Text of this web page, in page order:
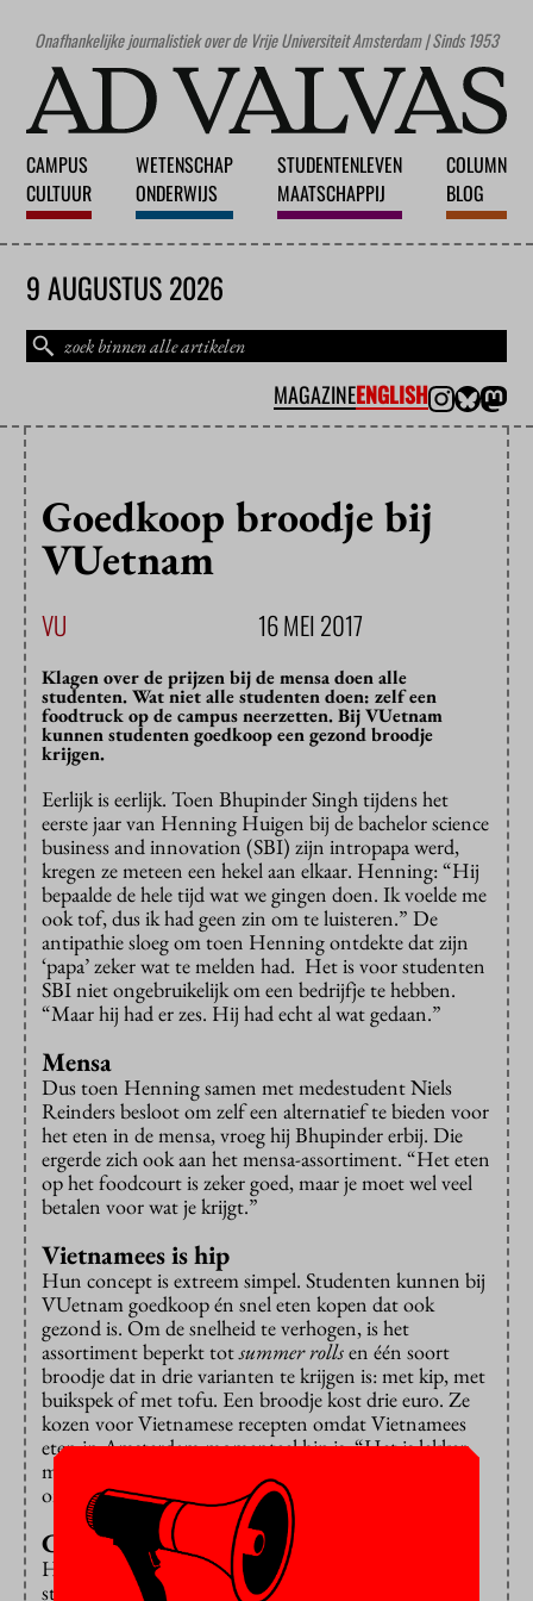
Onafhankelijke journalistiek over de Vrije Universiteit Amsterdam | Sinds 1953
CAMPUS
CULTUUR
WETENSCHAP
ONDERWIJS
STUDENTENLEVEN
MAATSCHAPPIJ
COLUMN
BLOG
9 AUGUSTUS 2026
MAGAZINEENGLISH
Goedkoop broodje bij
VUetnam
VU 16 MEI 2017
Klagen over de prijzen bij de mensa doen alle
studenten. Wat niet alle studenten doen: zelf een
foodtruck op de campus neerzetten. Bij VUetnam
kunnen studenten goedkoop een gezond broodje
krijgen.
Eerlijk is eerlijk. Toen Bhupinder Singh tijdens het
eerste jaar van Henning Huigen bij de bachelor science
business and innovation (SBI) zijn intropapa werd,
kregen ze meteen een hekel aan elkaar. Henning: “Hij
bepaalde de hele tijd wat we gingen doen. Ik voelde me
ook tof, dus ik had geen zin om te luisteren.” De
antipathie sloeg om toen Henning ontdekte dat zijn
‘papa’ zeker wat te melden had. Het is voor studenten
SBI niet ongebruikelijk om een bedrijfje te hebben.
“Maar hij had er zes. Hij had echt al wat gedaan.”
Mensa
Dus toen Henning samen met medestudent Niels
Reinders besloot om zelf een alternatief te bieden voor
het eten in de mensa, vroeg hij Bhupinder erbij. Die
ergerde zich ook aan het mensa-assortiment. “Het eten
op het foodcourt is zeker goed, maar je moet wel veel
betalen voor wat je krijgt.”
Vietnamees is hip
Hun concept is extreem simpel. Studenten kunnen bij
VUetnam goedkoop én snel eten kopen dat ook
gezond is. Om de snelheid te verhogen, is het
assortiment beperkt totsummer rollsen één soort
broodje dat in drie varianten te krijgen is: met kip, met
buikspek of met tofu. Een broodje kost drie euro. Ze
kozen voor Vietnamese recepten omdat Vietnamees
eten in Amsterdam momenteel hip is. “Het is lekker,
maar ook erg gezond. Er zit veel groente bij. Ook bij
ons broodje.”
Concurrentie
Het duurde uiteindelijk driekwart jaar voordat de
studenten toestemming kregen om op de campus te